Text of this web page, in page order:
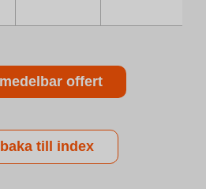
offert
till index